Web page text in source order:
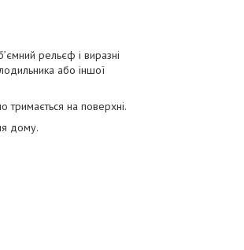
рельєф і виразні
або іншої
тримається на поверхні.
дому.